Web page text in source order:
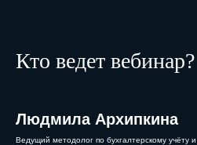
Кто ведет вебинар?
Людмила Архипкина
Ведущий методолог по бухгалтерскому учёту